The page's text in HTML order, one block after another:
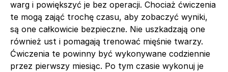
warg i powiększyć je bez operacji. Chociaż ćwiczenia
te mogą zająć trochę czasu, aby zobaczyć wyniki,
są one całkowicie bezpieczne. Nie uszkadzają one
również ust i pomagają trenować mięśnie twarzy.
Ćwiczenia te powinny być wykonywane codziennie
przez pierwszy miesiąc. Po tym czasie wykonuj je